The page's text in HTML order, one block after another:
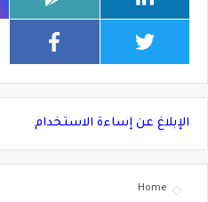
الإبلاغ عن إساءة الاستخدام
Home